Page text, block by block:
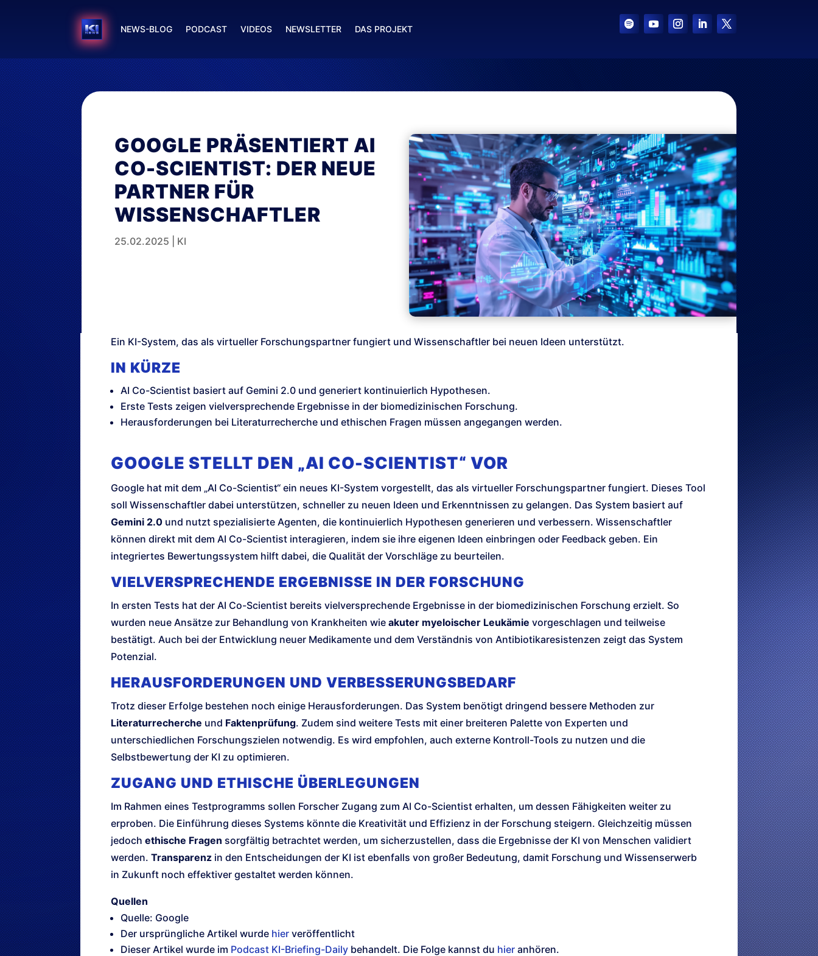
NEWS-BLOG PODCAST VIDEOS NEWSLETTER DAS PROJEKT
GOOGLE PRÄSENTIERT AI
CO-SCIENTIST: DER NEUE
PARTNER FÜR
WISSENSCHAFTLER
25.02.2025 KI
Ein KI-System, das als virtueller Forschungspartner fungiert und Wissenschaftler bei neuen Ideen unterstützt.
IN KÜRZE
AI Co-Scientist basiert auf Gemini 2.0 und generiert kontinuierlich Hypothesen.
Erste Tests zeigen vielversprechende Ergebnisse in der biomedizinischen Forschung.
Herausforderungen bei Literaturrecherche und ethischen Fragen müssen angegangen werden.
GOOGLE STELLT DEN „AI CO-SCIENTIST“ VOR
Google hat mit dem „AI Co-Scientist“ ein neues KI-System vorgestellt, das als virtueller Forschungspartner fungiert. Dieses Tool
soll Wissenschaftler dabei unterstützen, schneller zu neuen Ideen und Erkenntnissen zu gelangen. Das System basiert auf
Gemini 2.0 und nutzt spezialisierte Agenten, die kontinuierlich Hypothesen generieren und verbessern. Wissenschaftler
können direkt mit dem AI Co-Scientist interagieren, indem sie ihre eigenen Ideen einbringen oder Feedback geben. Ein
integriertes Bewertungssystem hilft dabei, die Qualität der Vorschläge zu beurteilen.
VIELVERSPRECHENDE ERGEBNISSE IN DER FORSCHUNG
In ersten Tests hat der AI Co-Scientist bereits vielversprechende Ergebnisse in der biomedizinischen Forschung erzielt. So
wurden neue Ansätze zur Behandlung von Krankheiten wie akuter myeloischer Leukämie vorgeschlagen und teilweise
bestätigt. Auch bei der Entwicklung neuer Medikamente und dem Verständnis von Antibiotikaresistenzen zeigt das System
Potenzial.
HERAUSFORDERUNGEN UND VERBESSERUNGSBEDARF
Trotz dieser Erfolge bestehen noch einige Herausforderungen. Das System benötigt dringend bessere Methoden zur
Literaturrecherche und Faktenprüfung. Zudem sind weitere Tests mit einer breiteren Palette von Experten und
unterschiedlichen Forschungszielen notwendig. Es wird empfohlen, auch externe Kontroll-Tools zu nutzen und die
Selbstbewertung der KI zu optimieren.
ZUGANG UND ETHISCHE ÜBERLEGUNGEN
Im Rahmen eines Testprogramms sollen Forscher Zugang zum AI Co-Scientist erhalten, um dessen Fähigkeiten weiter zu
erproben. Die Einführung dieses Systems könnte die Kreativität und Effizienz in der Forschung steigern. Gleichzeitig müssen
jedoch ethische Fragen sorgfältig betrachtet werden, um sicherzustellen, dass die Ergebnisse der KI von Menschen validiert
werden. Transparenz in den Entscheidungen der KI ist ebenfalls von großer Bedeutung, damit Forschung und Wissenserwerb
in Zukunft noch effektiver gestaltet werden können.
Quellen
Quelle: Google
Der ursprüngliche Artikel wurde hier veröffentlicht
Dieser Artikel wurde im Podcast KI-Briefing-Daily behandelt. Die Folge kannst du hier anhören.